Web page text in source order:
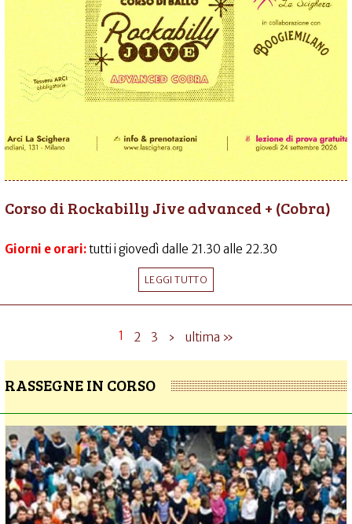
Corso di Rockabilly Jive advanced + (Cobra)
Giorni e orari:tutti i giovedì dalle 21.30 alle 22.30
LEGGI TUTTO
1 2 3 › ultima »
RASSEGNE IN CORSO